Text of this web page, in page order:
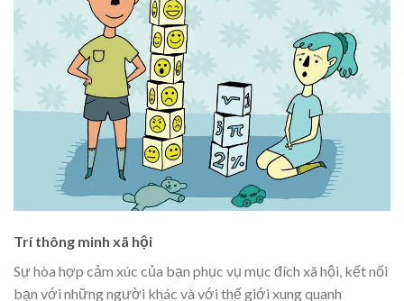
Trí thông minh xã hội
Sự hòa hợp cảm xúc của bạn phục vụ mục đích xã hội, kết nối
bạn với những người khác và với thế giới xung quanh